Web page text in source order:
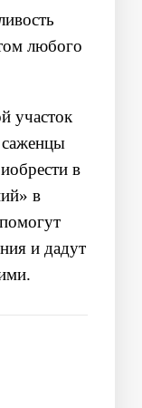
любого
участок
в
в
и дадут